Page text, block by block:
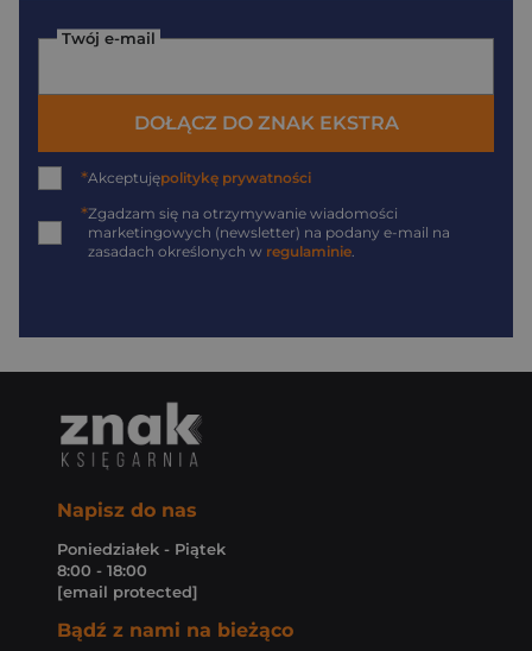
Twój e-mail
DOŁĄCZ DO ZNAK EKSTRA
*Akceptujępolitykę prywatności
*Zgadzam się na otrzymywanie wiadomości
marketingowych (newsletter) na podany e-mail na
zasadach określonych w regulaminie.
Napisz do nas
Poniedziałek - Piątek
8:00 - 18:00
[email protected]
Bądź z nami na bieżąco